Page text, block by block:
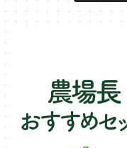
キュウリのコンパニオン
イチゴをおいしく育てたい
タイム・ハーブ苗
マロウ・ハーブ苗
ヒソップ・ハーブ苗
樹脂製 / プラ製プランター
ファイバー製プランター
オーニング
シェード